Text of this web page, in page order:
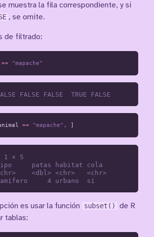
muestra la fila correspondiente, y si
, se omite.
de filtrado:
== "mapache"
== "mapache" , ]
1 × 5
patas habitat cola
<dbl> <chr>   <chr>
es usar la función subset()
de R
tablas: